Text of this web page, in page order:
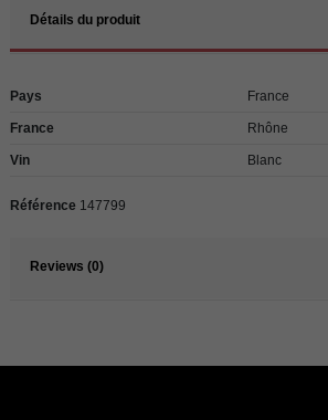
Détails du produit
Pays France
France Rhône
Vin Blanc
Référence 147799
Reviews (0)